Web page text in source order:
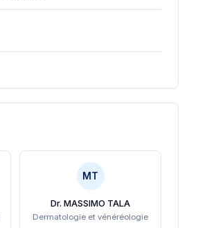
MT
Dr. MASSIMO TALA
Dermatologie et vénéréologie